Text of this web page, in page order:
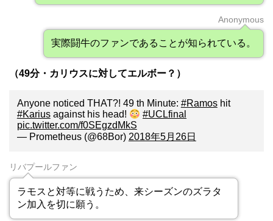
Anonymous
実際闘牛のファンであることが知られている。
（49分・カリウスに対してエルボー？）
Anyone noticed THAT?! 49 th Minute: #Ramoshit
#Kariusagainst his head!
#UCLfinal
pic.twitter.com/f0SEgzdMkS
— Prometheus (@68Bor) 2018年5月26日
リバプールファン
ラモスと対等に戦うため、来シーズンのズラタ
ン加入を切に願う。